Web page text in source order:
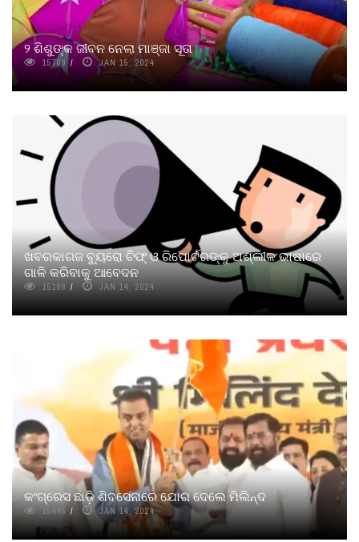
୨ ଶିଶୁଙ୍କ ଜୀବନ ନେଲା ମାଞ୍ଜା ସୂତା
15709 JAN 15, 2024
ଖବରକାଗଜ ବ୍ୟୁରୋ ଚିଫ୍ ଓ ରିପୋର୍ଟରଙ୍କୁ ଅଶ୍ଲୀଳ ଭାଷାରେ
ଗାଳି କରିବାକୁ ଆବେଦନ
15198 JAN 14, 2024
କଂଗ୍ରେସ ଛାଡ଼ି ଶିବସେନାରେ ଯୋଗ ଦେଲେ ମିଲିନ୍ଦ
15445 JAN 14, 2024